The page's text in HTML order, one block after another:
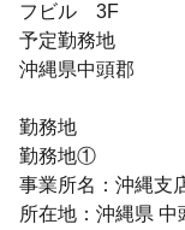
フビル 3F
予定勤務地
沖縄県中頭郡
勤務地
勤務地①
事業所名：沖縄支
所在地：沖縄県